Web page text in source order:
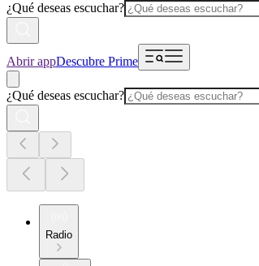
¿Qué deseas escuchar?
Abrir appDescubre Prime
¿Qué deseas escuchar?
Radio